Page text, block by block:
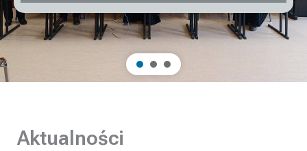
Aktualności